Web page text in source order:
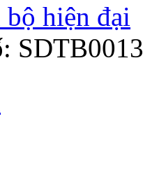
bộ hiện đại
SDTB0013